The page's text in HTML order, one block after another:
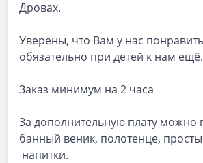
Дровах.
Уверены, что Вам у нас
обязательно при детей к нам ещё.
Заказ минимум на 2 часа
За дополнительную плату можно
банный веник, полотенце,
напитки.